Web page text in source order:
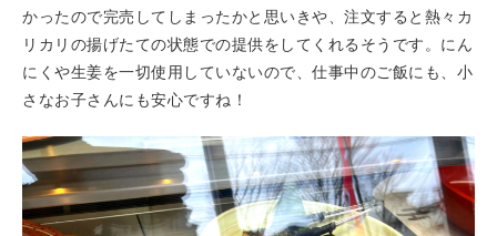
かったので完売してしまったかと思いきや、注文すると熱々カ
リカリの揚げたての状態での提供をしてくれるそうです。にん
にくや生姜を一切使用していないので、仕事中のご飯にも、小
さなお子さんにも安心ですね！